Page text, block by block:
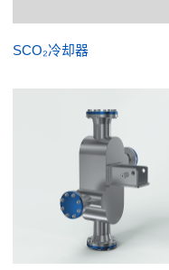
SCO₂冷却器